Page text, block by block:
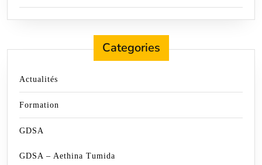
Categories
Actualités
Formation
GDSA
GDSA – Aethina Tumida